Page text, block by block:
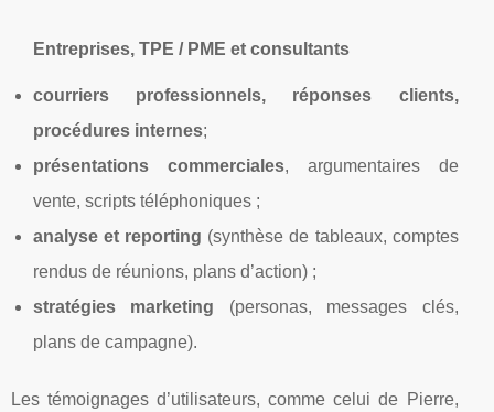
Entreprises, TPE / PME et consultants
courriers professionnels, réponses clients,
procédures internes;
présentations commerciales, argumentaires de
vente, scripts téléphoniques ;
analyse et reporting (synthèse de tableaux, comptes
rendus de réunions, plans d’action) ;
stratégies marketing (personas, messages clés,
plans de campagne).
Les témoignages d’utilisateurs, comme celui de Pierre,